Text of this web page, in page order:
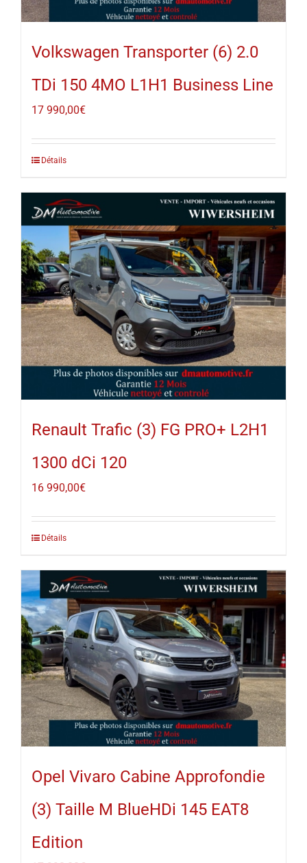
Volkswagen Transporter (6) 2.0
TDi 150 4MO L1H1 Business Line
17 990,00€
Détails
Renault Trafic (3) FG PRO+ L2H1
1300 dCi 120
16 990,00€
Détails
Opel Vivaro Cabine Approfondie
(3) Taille M BlueHDi 145 EAT8
Edition